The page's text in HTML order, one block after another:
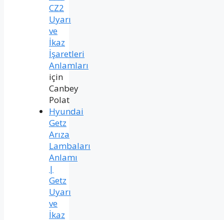
CZ2
Uyarı
ve
İkaz
İşaretleri
Anlamları
için
Canbey
Polat
Hyundai
Getz
Arıza
Lambaları
Anlamı
|
Getz
Uyarı
ve
İkaz